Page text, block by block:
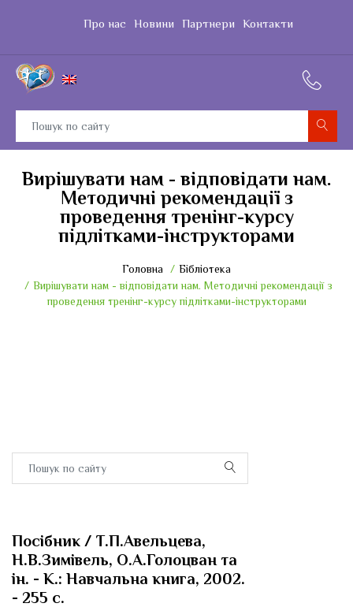
Про нас Новини Партнери Контакти
Вирішувати нам - відповідати нам.
Методичні рекомендації з
проведення тренінг-курсу
підлітками-інструкторами
Головна
Бібліотека
Вирішувати нам - відповідати нам. Методичні рекомендації з
проведення тренінг-курсу підлітками-інструкторами
Посібник / Т.П.Авельцева,
Н.В.Зимівель, О.А.Голоцван та
ін. - К.: Навчальна книга, 2002.
- 255 с.